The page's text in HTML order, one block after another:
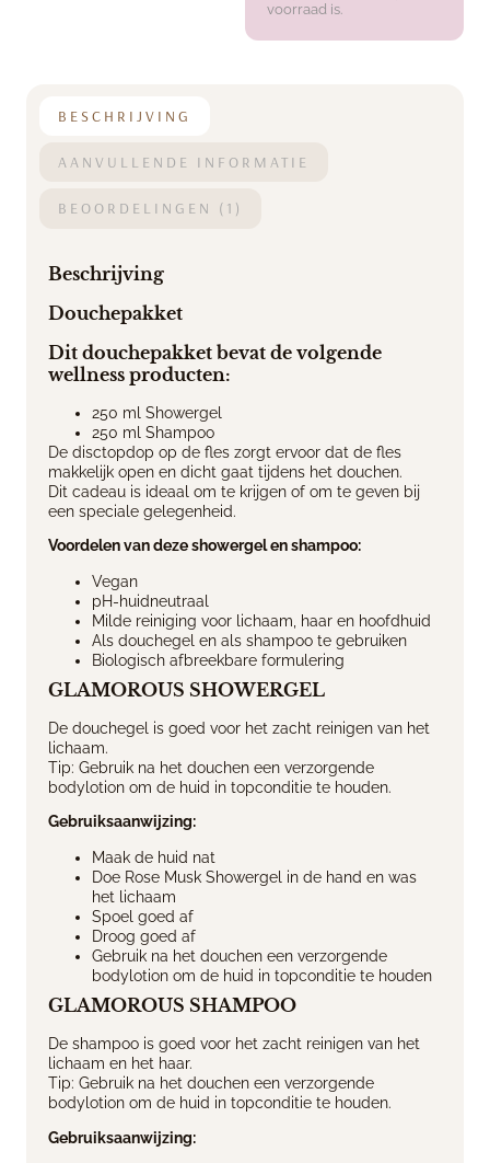
voorraad is.
BESCHRIJVING
AANVULLENDE INFORMATIE
BEOORDELINGEN (1)
Beschrijving
Douchepakket
Dit douchepakket bevat de volgende
wellness producten:
250 ml Showergel
250 ml Shampoo
De disctopdop op de fles zorgt ervoor dat de fles
makkelijk open en dicht gaat tijdens het douchen.
Dit cadeau is ideaal om te krijgen of om te geven bij
een speciale gelegenheid.
Voordelen van deze showergel en shampoo:
Vegan
pH-huidneutraal
Milde reiniging voor lichaam, haar en hoofdhuid
Als douchegel en als shampoo te gebruiken
Biologisch afbreekbare formulering
GLAMOROUS SHOWERGEL
De douchegel is goed voor het zacht reinigen van het
lichaam.
Tip: Gebruik na het douchen een verzorgende
bodylotion om de huid in topconditie te houden.
Gebruiksaanwijzing:
Maak de huid nat
Doe Rose Musk Showergel in de hand en was
het lichaam
Spoel goed af
Droog goed af
Gebruik na het douchen een verzorgende
bodylotion om de huid in topconditie te houden
GLAMOROUS SHAMPOO
De shampoo is goed voor het zacht reinigen van het
lichaam en het haar.
Tip: Gebruik na het douchen een verzorgende
bodylotion om de huid in topconditie te houden.
Gebruiksaanwijzing: